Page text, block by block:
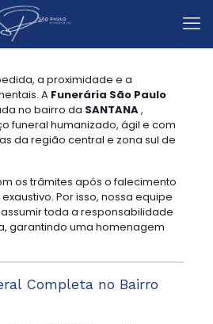
a proximidade e a
A Funerária São Paulo
no bairro da SANTANA,
funeral humanizado, ágil e com
da região central e zona sul de
os trâmites após o falecimento
Por isso, nossa equipe
toda a responsabilidade
garantindo uma homenagem
Completa no Bairro